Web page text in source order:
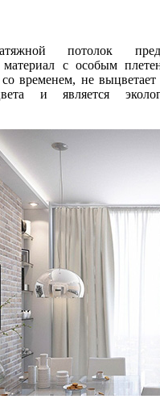
потолок
материал с особым
временем, не
и является